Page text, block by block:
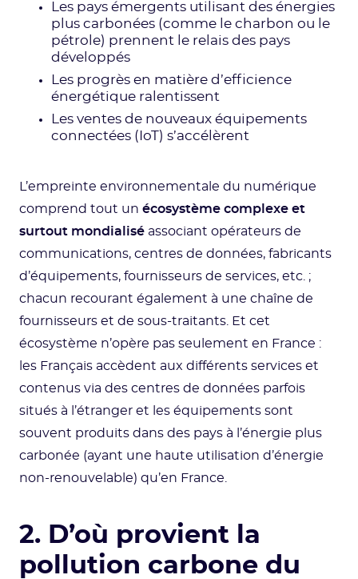
Les pays émergents utilisant des énergies
plus carbonées (comme le charbon ou le
pétrole) prennent le relais des pays
développés
Les progrès en matière d’efficience
énergétique ralentissent
Les ventes de nouveaux équipements
connectées (IoT) s’accélèrent
L’empreinte environnementale du numérique
comprend tout un écosystème complexe et
surtout mondialisé associant opérateurs de
communications, centres de données, fabricants
d’équipements, fournisseurs de services, etc. ;
chacun recourant également à une chaîne de
fournisseurs et de sous-traitants. Et cet
écosystème n’opère pas seulement en France :
les Français accèdent aux différents services et
contenus via des centres de données parfois
situés à l’étranger et les équipements sont
souvent produits dans des pays à l’énergie plus
carbonée (ayant une haute utilisation d’énergie
non-renouvelable) qu’en France.
2. D’où provient la
pollution carbone du